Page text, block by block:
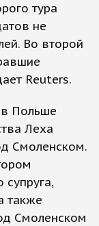
тура
не
Во второй
Reuters.
Польше
Леха
Смоленском.
также
Смоленском